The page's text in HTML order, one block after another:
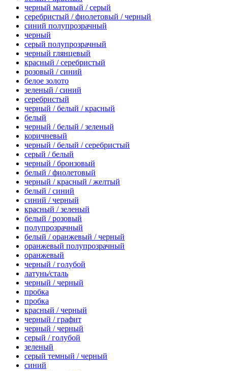
черный матовый / серый
серебристый / фиолетовый / черный
синий полупрозрачный
черный
серый полупрозрачный
черный глянцевый
красный / серебристый
розовый / синий
белое золото
зеленый / синий
серебристый
черный / белый / красный
белый
черный / белый / зеленый
коричневый
черный / белый / серебристый
серый / белый
черный / бронзовый
белый / фиолетовый
черный / красный / желтый
белый / синий
синий / черный
красный / зеленый
белый / розовый
полупрозрачный
белый / оранжевый / черный
оранжевый полупрозрачный
оранжевый
черный / голубой
латунь/сталь
черный / черный
пробка
пробка
красный / черный
черный / графит
черный / черный
серый / голубой
зеленый
серый темный / черный
синий